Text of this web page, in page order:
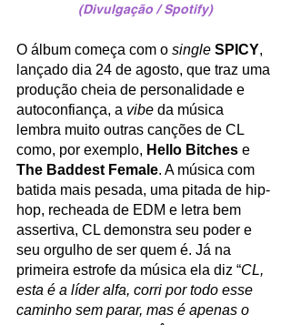
(Divulgação / Spotify)
O álbum começa com o single SPICY,
lançado dia 24 de agosto, que traz uma
produção cheia de personalidade e
autoconfiança, a vibe da música
lembra muito outras canções de CL
como, por exemplo, Hello Bitches e
The Baddest Female. A música com
batida mais pesada, uma pitada de hip-
hop, recheada de EDM e letra bem
assertiva, CL demonstra seu poder e
seu orgulho de ser quem é. Já na
primeira estrofe da música ela diz “CL,
esta é a líder alfa, corri por todo esse
caminho sem parar, mas é apenas o